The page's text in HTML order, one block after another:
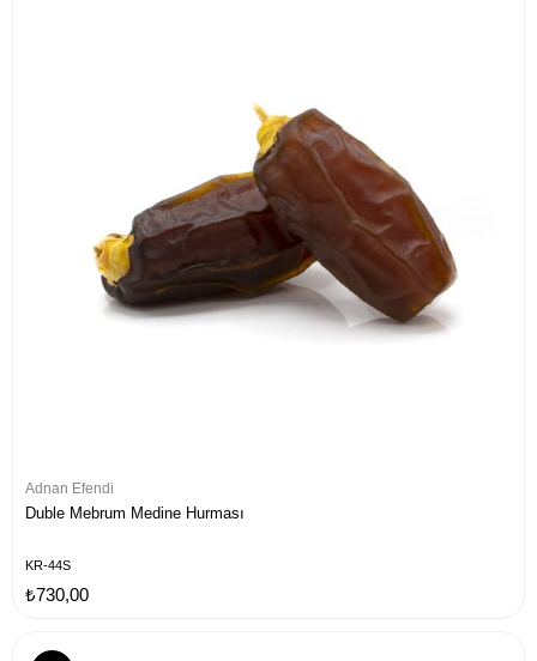
Adnan Efendi
Duble Mebrum Medine Hurması
KR-44S
₺730,00